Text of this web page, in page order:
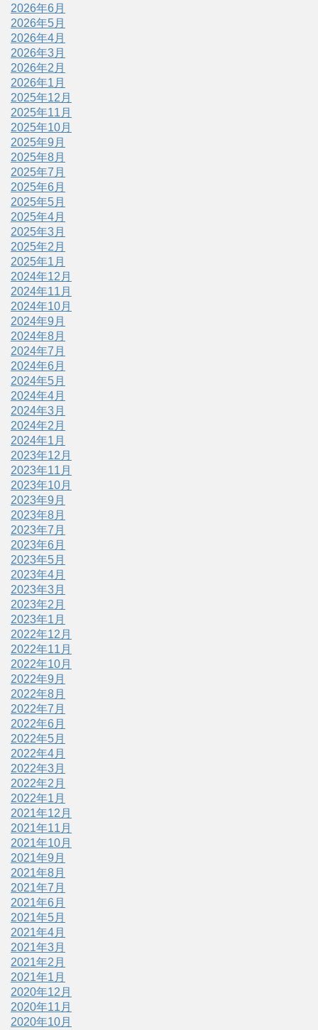
2026年6月
2026年5月
2026年4月
2026年3月
2026年2月
2026年1月
2025年12月
2025年11月
2025年10月
2025年9月
2025年8月
2025年7月
2025年6月
2025年5月
2025年4月
2025年3月
2025年2月
2025年1月
2024年12月
2024年11月
2024年10月
2024年9月
2024年8月
2024年7月
2024年6月
2024年5月
2024年4月
2024年3月
2024年2月
2024年1月
2023年12月
2023年11月
2023年10月
2023年9月
2023年8月
2023年7月
2023年6月
2023年5月
2023年4月
2023年3月
2023年2月
2023年1月
2022年12月
2022年11月
2022年10月
2022年9月
2022年8月
2022年7月
2022年6月
2022年5月
2022年4月
2022年3月
2022年2月
2022年1月
2021年12月
2021年11月
2021年10月
2021年9月
2021年8月
2021年7月
2021年6月
2021年5月
2021年4月
2021年3月
2021年2月
2021年1月
2020年12月
2020年11月
2020年10月